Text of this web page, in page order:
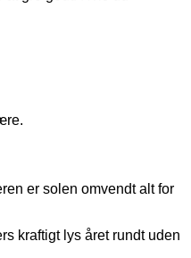
er solen omvendt alt for
kraftigt lys året rundt uden